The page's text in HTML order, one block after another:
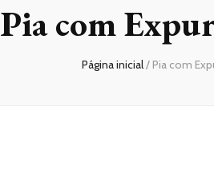
Pia com
Página inicial/ Pia com